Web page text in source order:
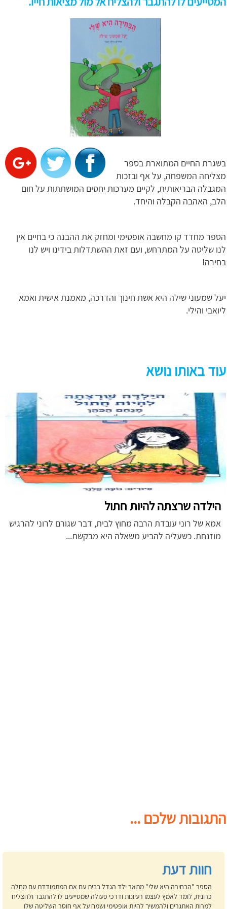
בשגרת החיים המתוארת בספר
מצליחה המשפחה, על אף ובזכות
המגבלה הבריאותית, לקיים מערכות יחסים המושתתות על חום
הלב, האהבה הקבלה והיחד.
הספר מחדד קו מחשבה אופטימי ומחזק את ההבנה כי בחיים אין
לנו שליטה על המתרחש, ועם זאת ההשתדלות בידינו ויש לנו
בחירה!
יעל שמעוני שילה היא אשת חינוך והדרכה, מאמנת אישית ואמא
ליואבי והילי.
עוד באותו נושא
הילדה שרצתה להיות חתול
אמא של רוני עובדת הרבה מחוץ לבית, דבר שגורם לרוני להרגיש
מוזנחת. כשעליה להביע משאלה היא מבקשת...
התגובות שלכם ...
חוות דעת
הספר "הבחירה היא שלי" מתאר ילד הגדל בבית עם אם המתמודדת עם מחלה
כרונית, לומד לאמץ לעצמו רעיונות ודרכי פעולה שמסייעים לו להתגבר ולהצליח
למרות האתגרים ולהמשיך להיות אופטימי ושמח על אף חוסר השליטה שלו